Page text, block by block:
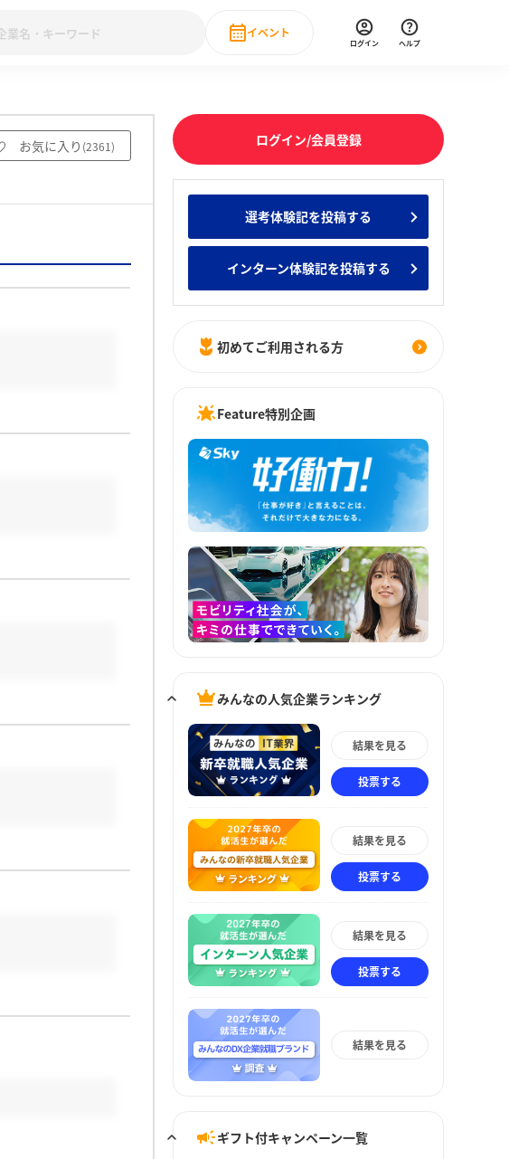
みんなの新卒就職人気企業ランキング みんなのインターン人気企業ランキ
28卒 IT・DX現場社員インタビュー
イベント
直近のイベント一覧
ログイン ヘルプ
お気に入り (2361)
ログイン/会員登録
選考体験記を投稿する
インターン体験記を投稿する
初めてご利用される方
Feature特別企画
みんなの人気企業ランキング
結果を見る
投票する
結果を見る
投票する
結果を見る
投票する
結果を見る
ギフト付キャンペーン一覧